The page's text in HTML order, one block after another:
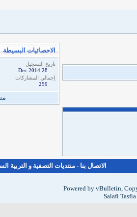
الاحصائيات البسيطة
تاريخ التسجيل
28 Dec 2014
إجمالي المشاركات
259
الاتصال بنا - منتديات التصفية و التربية
Powered by vBulletin,
Salafi